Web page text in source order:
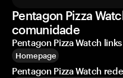
Pentagon Pizza
comunidade
Pentagon Pizza Watch
Homepage
Pentagon Pizza Watch